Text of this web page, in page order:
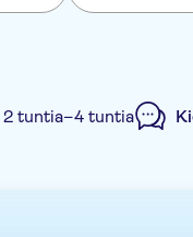
zu
2 tuntia–4 tuntia